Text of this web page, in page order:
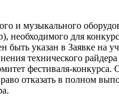
и музыкального
необходимого для
быть указан в Заявке на
технического райдера
фестиваля-конкурса.
отказать в полном